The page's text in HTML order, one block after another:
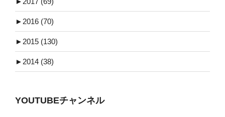
► 2016 (70)
► 2015 (130)
► 2014 (38)
YOUTUBEチャンネル